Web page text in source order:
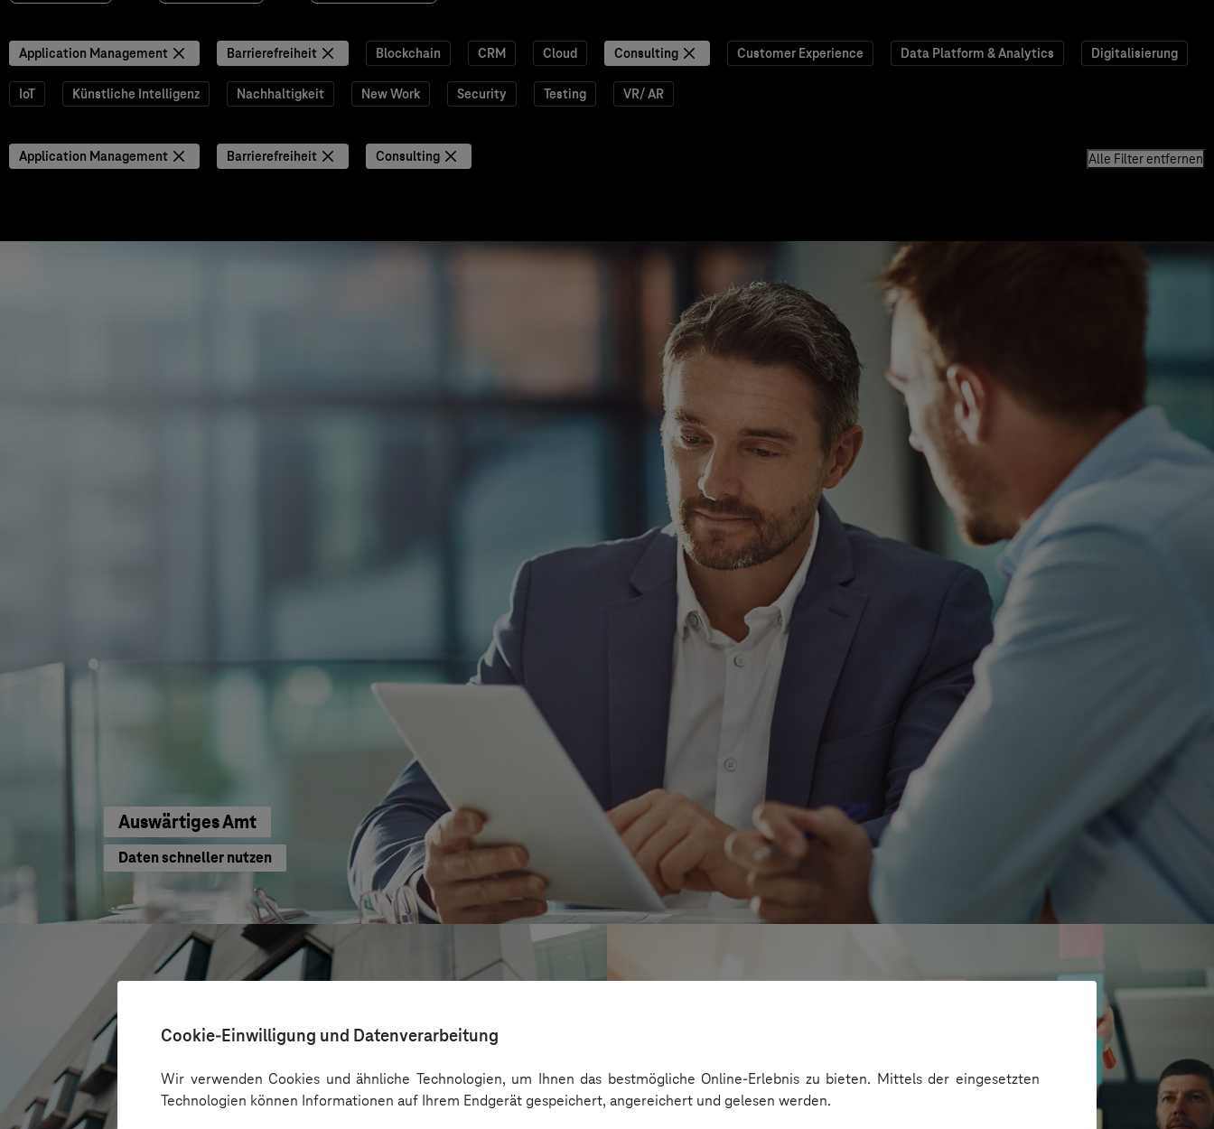
Cookie-Einwilligung und Datenverarbeitung
Wir verwenden Cookies und ähnliche Technologien, um Ihnen das bestmögliche Online-Erlebnis zu bieten. Mittels der eingesetzten
Technologien können Informationen auf Ihrem Endgerät gespeichert, angereichert und gelesen werden.
Application Management Barrierefreiheit Blockchain CRM Cloud Consulting Customer Experience Data Platform & Analytics Digitalisierung
IoT Künstliche Intelligenz Nachhaltigkeit New Work Security Testing VR/ AR
Application Management Barrierefreiheit Consulting Alle Filter entfernen
Auswärtiges Amt
Daten schneller nutzen